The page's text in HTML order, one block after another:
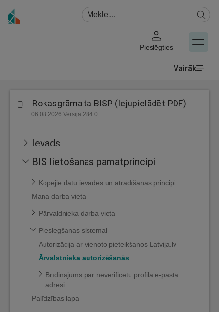
Pieslēgties
Vairāk
Rokasgrāmata BISP (lejupielādēt PDF)
06.08.2026 Versija 284.0
Ievads
BIS lietošanas pamatprincipi
Kopējie datu ievades un atrādīšanas principi
Mana darba vieta
Pārvaldnieka darba vieta
Pieslēgšanās sistēmai
Autorizācija ar vienoto pieteikšanos Latvija.lv
Ārvalstnieka autorizēšanās
Brīdinājums par neverificētu profila e-pasta
adresi
Palīdzības lapa